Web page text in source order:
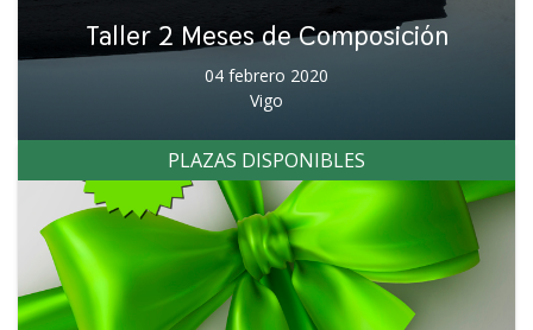
Taller 2 Meses de Composición
04 febrero 2020
Vigo
PLAZAS DISPONIBLES